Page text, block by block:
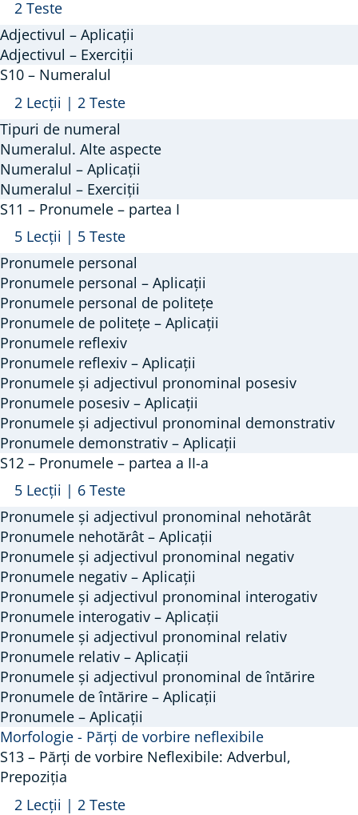
Arată
S9
–
Adjectivul
2 Teste
Adjectivul – Aplicații
Adjectivul – Exerciții
S10 – Numeralul
Arată
S10
–
Numeralul
2 Lecții | 2 Teste
Tipuri de numeral
Numeralul. Alte aspecte
Numeralul – Aplicații
Numeralul – Exerciții
S11 – Pronumele – partea I
Arată
S11
–
Pronumele
–
partea
I
5 Lecții | 5 Teste
Pronumele personal
Pronumele personal – Aplicații
Pronumele personal de politețe
Pronumele de politețe – Aplicații
Pronumele reflexiv
Pronumele reflexiv – Aplicații
Pronumele și adjectivul pronominal posesiv
Pronumele posesiv – Aplicații
Pronumele și adjectivul pronominal demonstrativ
Pronumele demonstrativ – Aplicații
S12 – Pronumele – partea a II-a
Arată
S12
–
Pronumele
–
partea
a
II-
a
5 Lecții | 6 Teste
Pronumele și adjectivul pronominal nehotărât
Pronumele nehotărât – Aplicații
Pronumele și adjectivul pronominal negativ
Pronumele negativ – Aplicații
Pronumele și adjectivul pronominal interogativ
Pronumele interogativ – Aplicații
Pronumele și adjectivul pronominal relativ
Pronumele relativ – Aplicații
Pronumele și adjectivul pronominal de întărire
Pronumele de întărire – Aplicații
Pronumele – Aplicații
Morfologie - Părți de vorbire neflexibile
S13 – Părți de vorbire Neflexibile: Adverbul,
Prepoziția
Arată
S13
2 Lecții | 2 Teste